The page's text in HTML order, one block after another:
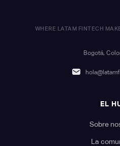
WHERE LATAM FINTECH
Bogotá,
EL
Sobre
La